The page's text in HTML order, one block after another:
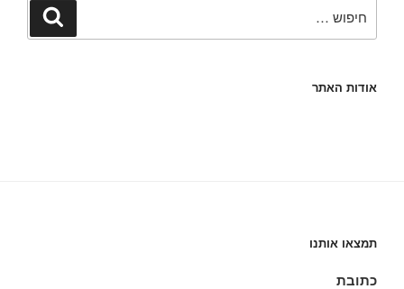
חיפוש
אודות האתר
תמצאו אותנו
כתובת